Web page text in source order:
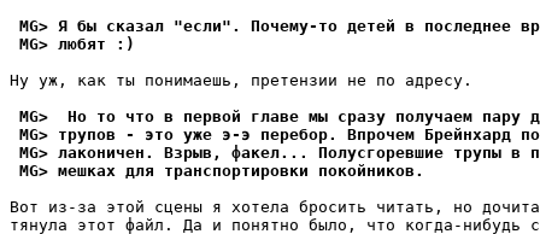
MG> Я бы сказал "если". Почему-то детей в последнее
MG> любят :)
Ну уж, как ты понимаешь, претензии не по адресу.
MG>  Но то что в первой главе мы сразу получаем пару
MG> трупов - это уже э-э пеpебоp. Впрочем Брейнхард
MG> лаконичен. Взрыв, факел... Полусгоревшие трупы в
MG> мешках для транспортировки покойников.
Вот из-за этой сцены я хотела бросить читать, но
тянула этот файл. Да и понятно было, что когда-нибудь